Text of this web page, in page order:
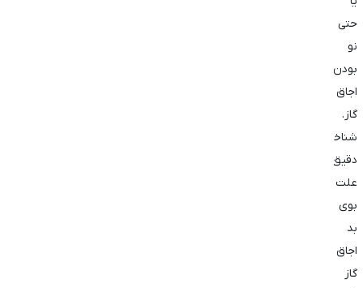
حتی
نو
بودن
اجاق
گاز.
شناخت
دقیق
علت
بوی
بد
اجاق
گاز